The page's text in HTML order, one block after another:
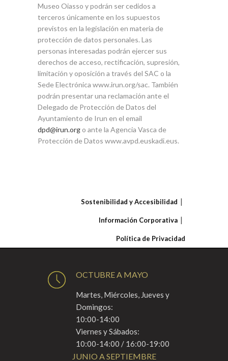
Museo Oiasso y podrán ser cedidos a
terceros únicamente en los supuestos
previstos en la legislación en materia de
protección de datos personales. Las
personas interesadas podrán ejercer sus
derechos de acceso, rectificación, supresión,
limitación y oposición a través del SAC o la
Sede Electrónica www.irun.org/sac. También
podrán presentar una reclamación ante el
Delegado de Protección de Datos del
Ayuntamiento de Irun en el email
dpd@irun.org o ante la Agencia Vasca de
Protección de Datos www.avpd.euskadi.eus.
Sostenibilidad y Accesibilidad
Información Corporativa
Política de Privacidad
OCTUBRE A MAYO
Martes, Miércoles, Jueves y
Domingos:
10:00-14:00
Viernes y Sábados:
10:00-14:00 / 16:00-19:00
JUNIO A SEPTIEMBRE